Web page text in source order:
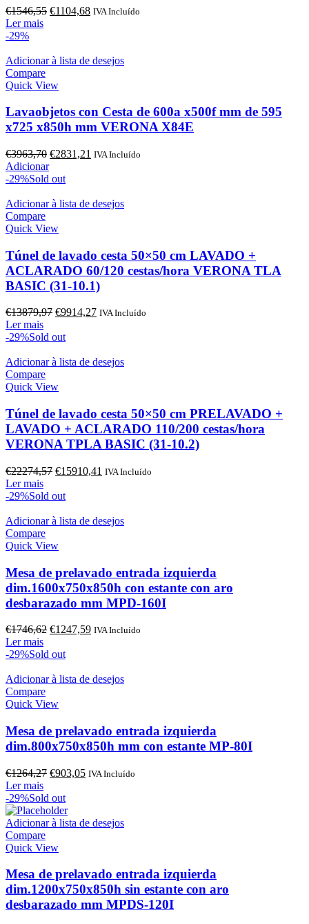
€1546,55 O
€1546,55.
€1104,68O
€1104,68.
IVA Incluído
Ler mais
-29%
Adicionar à lista de desejos
Compare
Quick View
Lavaobjetos con Cesta de 600a x500f mm de 595
x725 x850h mm VERONA X84E
€3963,70 O
preço
original
€3963,70.
€2831,21 O
€2831,21.
IVA Incluído
Adicionar
-29%Sold out
Adicionar à lista de desejos
Compare
Quick View
Túnel de lavado cesta 50×50 cm LAVADO +
ACLARADO 60/120 cestas/hora VERONA TLA
BASIC (31-10.1)
€13879,97 O
original
€13879,97.
€9914,27O
€9914,27.
IVA Incluído
Ler mais
-29%Sold out
Adicionar à lista de desejos
Compare
Quick View
Túnel de lavado cesta 50×50 cm PRELAVADO +
LAVADO + ACLARADO 110/200 cestas/hora
VERONA TPLA BASIC (31-10.2)
€22274,57 O
original
€22274,57.
€15910,41 O
€15910,41.
IVA Incluído
Ler mais
-29%Sold out
Adicionar à lista de desejos
Compare
Quick View
Mesa de prelavado entrada izquierda
dim.1600x750x850h con estante con aro
desbarazado mm MPD-160I
€1746,62 O
original
€1746,62.
€1247,59O
€1247,59.
IVA Incluído
Ler mais
-29%Sold out
Adicionar à lista de desejos
Compare
Quick View
Mesa de prelavado entrada izquierda
dim.800x750x850h mm con estante MP-80I
€1264,27 O
original
era:
€1264,27.
€903,05O
€903,05.
IVA Incluído
Ler mais
-29%Sold out
Adicionar à lista de desejos
Compare
Quick View
Mesa de prelavado entrada izquierda
dim.1200x750x850h sin estante con aro
desbarazado mm MPDS-120I